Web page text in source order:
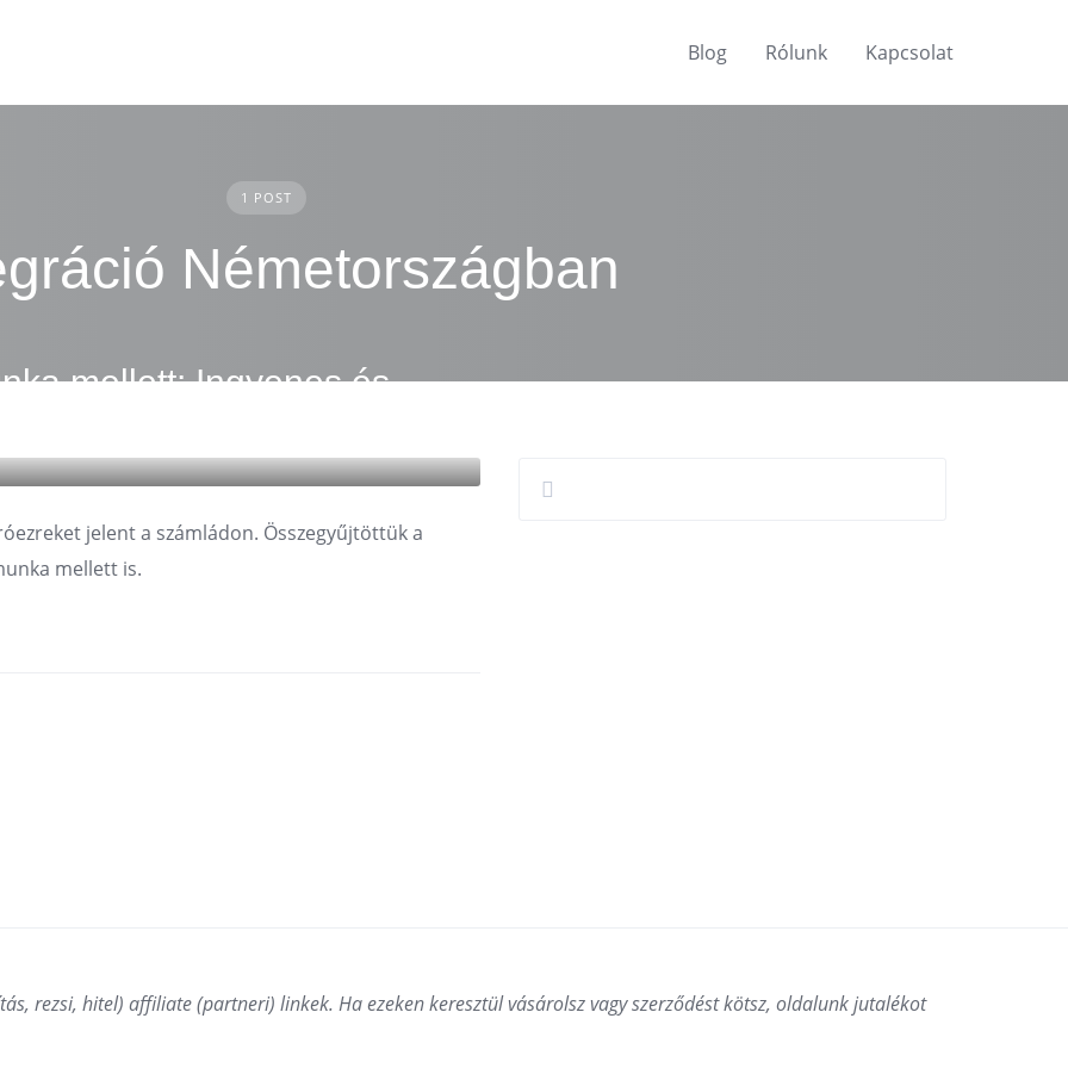
Blog Rólunk Kapcsolat
1 POST
Németországban
mellett: Ingyenes és
jelent a számládon. Összegyűjtöttük a
mellett is.
rezsi, hitel) affiliate (partneri) linkek. Ha ezeken keresztül vásárolsz vagy szerződést kötsz, oldalunk jutalékot